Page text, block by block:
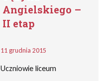
Angielskiego –
II etap
11 grudnia 2015
Uczniowie liceum